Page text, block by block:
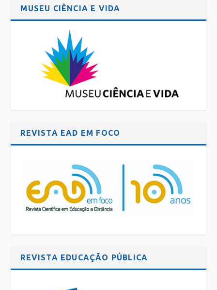
MUSEU CIÊNCIA E VIDA
REVISTA EAD EM FOCO
REVISTA EDUCAÇÃO PÚBLICA